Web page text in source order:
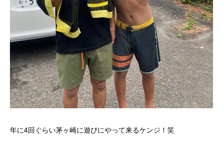
年に4回ぐらい茅ヶ崎に遊びにやって来るケンジ！笑